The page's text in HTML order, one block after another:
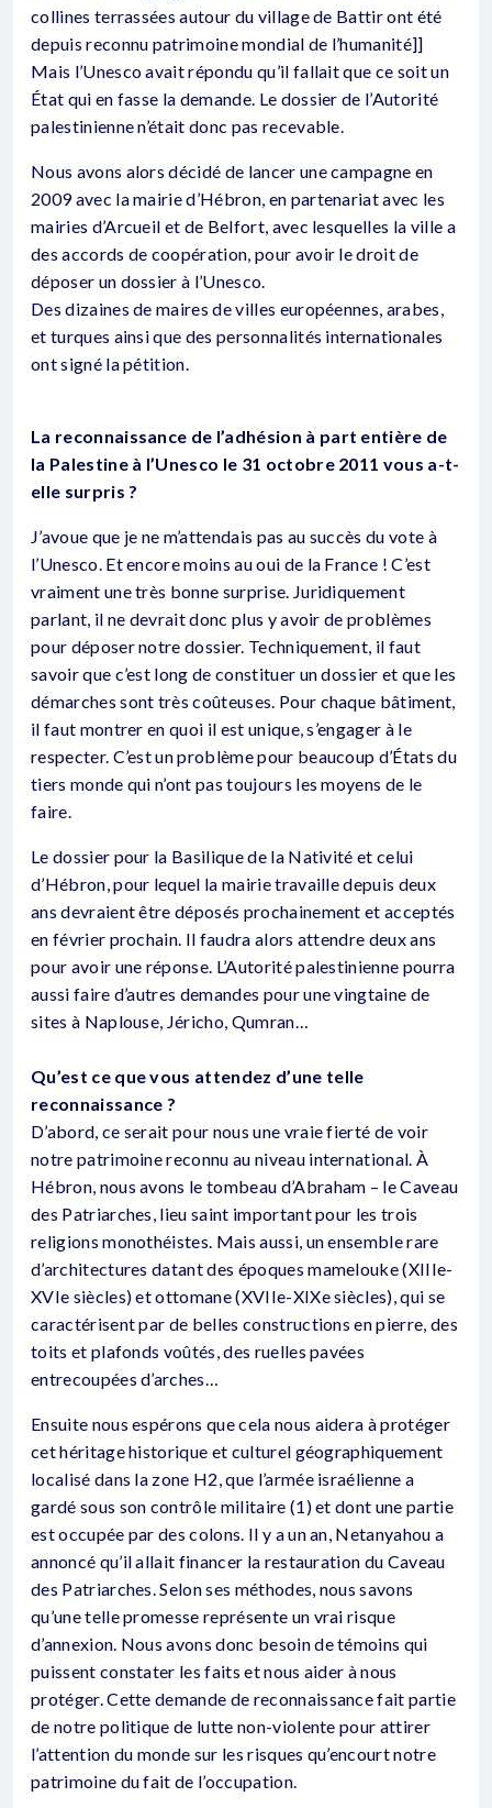
collines terrassées autour du village de Battir ont été
depuis reconnu patrimoine mondial de l’humanité]]
Mais l’Unesco avait répondu qu’il fallait que ce soit un
État qui en fasse la demande. Le dossier de l’Autorité
palestinienne n’était donc pas recevable.
Nous avons alors décidé de lancer une campagne en
2009 avec la mairie d’Hébron, en partenariat avec les
mairies d’Arcueil et de Belfort, avec lesquelles la ville a
des accords de coopération, pour avoir le droit de
déposer un dossier à l’Unesco.
Des dizaines de maires de villes européennes, arabes,
et turques ainsi que des personnalités internationales
ont signé la pétition.
La reconnaissance de l’adhésion à part entière de
la Palestine à l’Unesco le 31 octobre 2011 vous a-t-
elle surpris ?
J’avoue que je ne m’attendais pas au succès du vote à
l’Unesco. Et encore moins au oui de la France ! C’est
vraiment une très bonne surprise. Juridiquement
parlant, il ne devrait donc plus y avoir de problèmes
pour déposer notre dossier. Techniquement, il faut
savoir que c’est long de constituer un dossier et que les
démarches sont très coûteuses. Pour chaque bâtiment,
il faut montrer en quoi il est unique, s’engager à le
respecter. C’est un problème pour beaucoup d’États du
tiers monde qui n’ont pas toujours les moyens de le
faire.
Le dossier pour la Basilique de la Nativité et celui
d’Hébron, pour lequel la mairie travaille depuis deux
ans devraient être déposés prochainement et acceptés
en février prochain. Il faudra alors attendre deux ans
pour avoir une réponse. L’Autorité palestinienne pourra
aussi faire d’autres demandes pour une vingtaine de
sites à Naplouse, Jéricho, Qumran…
Qu’est ce que vous attendez d’une telle
reconnaissance ?
D’abord, ce serait pour nous une vraie fierté de voir
notre patrimoine reconnu au niveau international. À
Hébron, nous avons le tombeau d’Abraham – le Caveau
des Patriarches, lieu saint important pour les trois
religions monothéistes. Mais aussi, un ensemble rare
d’architectures datant des époques mamelouke (XIIIe-
XVIe siècles) et ottomane (XVIIe-XIXe siècles), qui se
caractérisent par de belles constructions en pierre, des
toits et plafonds voûtés, des ruelles pavées
entrecoupées d’arches…
Ensuite nous espérons que cela nous aidera à protéger
cet héritage historique et culturel géographiquement
localisé dans la zone H2, que l’armée israélienne a
gardé sous son contrôle militaire (1) et dont une partie
est occupée par des colons. Il y a un an, Netanyahou a
annoncé qu’il allait financer la restauration du Caveau
des Patriarches. Selon ses méthodes, nous savons
qu’une telle promesse représente un vrai risque
d’annexion. Nous avons donc besoin de témoins qui
puissent constater les faits et nous aider à nous
protéger. Cette demande de reconnaissance fait partie
de notre politique de lutte non-violente pour attirer
l’attention du monde sur les risques qu’encourt notre
patrimoine du fait de l’occupation.